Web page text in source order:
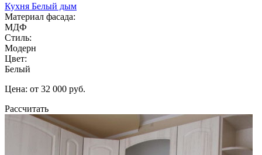
Кухня Белый дым
Материал фасада:
МДФ
Стиль:
Модерн
Цвет:
Белый
Цена: от 32 000 руб.
Рассчитать